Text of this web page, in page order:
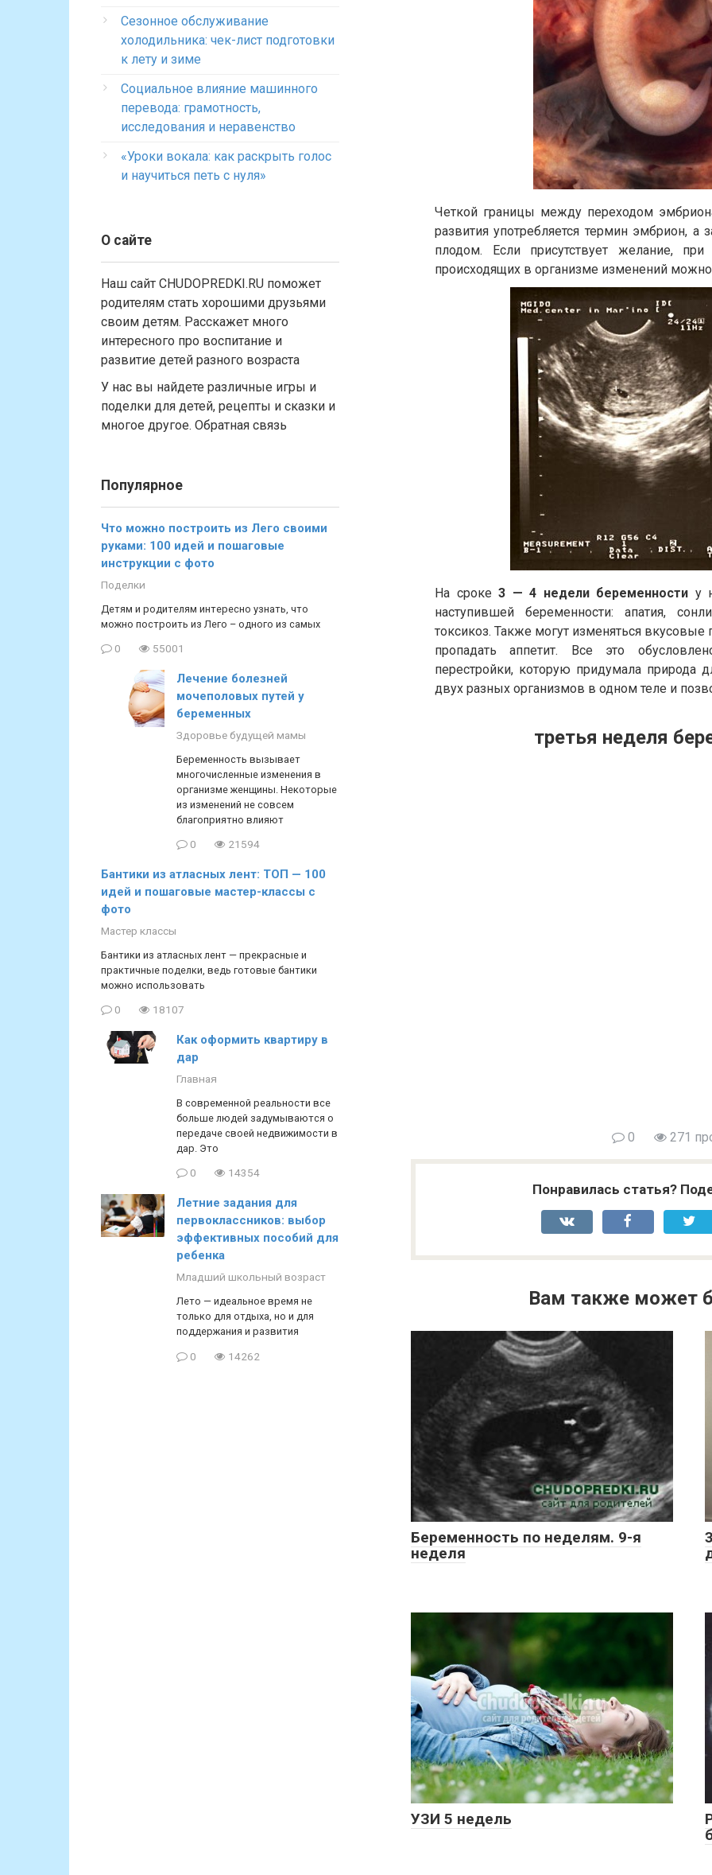
Четкой границы между переходом
развития употребляется термин эмбрион,
плодом. Если присутствует желание,
происходящих в организме изменений можно
На сроке3 — 4 недели беременности у
наступившей беременности: апатия,
токсикоз. Также могут изменяться
пропадать аппетит. Все это
перестройки, которую придумала природа
двух разных организмов в одном теле и
третья неделя
0 271
Понравилась статья?
Вам также может
Беременность по неделям. 9-я
неделя
УЗИ 5 недель
Сезонное обслуживание
холодильника: чек-лист подготовки
к лету и зиме
Социальное влияние машинного
перевода: грамотность,
исследования и неравенство
«Уроки вокала: как раскрыть голос
и научиться петь с нуля»
О сайте
Наш сайт CHUDOPREDKI.RU поможет
родителям стать хорошими друзьями
своим детям. Расскажет много
интересного про воспитание и
развитие детей разного возраста
У нас вы найдете различные игры и
поделки для детей, рецепты и сказки и
многое другое. Обратная связь
Популярное
Что можно построить из Лего своими
руками: 100 идей и пошаговые
инструкции с фото
Поделки
Детям и родителям интересно узнать, что
можно построить из Лего – одного из самых
0 55001
Лечение болезней
мочеполовых путей у
беременных
Здоровье будущей мамы
Беременность вызывает
многочисленные изменения в
организме женщины. Некоторые
из изменений не совсем
благоприятно влияют
0 21594
Бантики из атласных лент: ТОП — 100
идей и пошаговые мастер-классы с
фото
Мастер классы
Бантики из атласных лент — прекрасные и
практичные поделки, ведь готовые бантики
можно использовать
0 18107
Как оформить квартиру в
дар
Главная
В современной реальности все
больше людей задумываются о
передаче своей недвижимости в
дар. Это
0 14354
Летние задания для
первоклассников: выбор
эффективных пособий для
ребенка
Младший школьный возраст
Лето — идеальное время не
только для отдыха, но и для
поддержания и развития
0 14262